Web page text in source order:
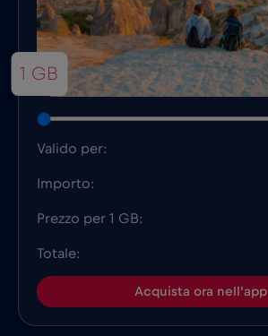
1 GB
Valido per:
Importo:
Prezzo per 1 GB:
Totale:
Acquista ora nell'app